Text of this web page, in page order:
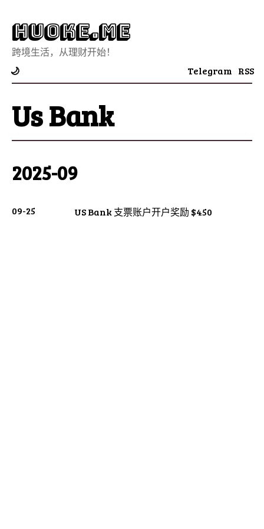
Huoke.Me
跨境生活，从理财开始！
🌙 Telegram RSS
Us Bank
2025-09
09-25 US Bank 支票账户开户奖励 $450